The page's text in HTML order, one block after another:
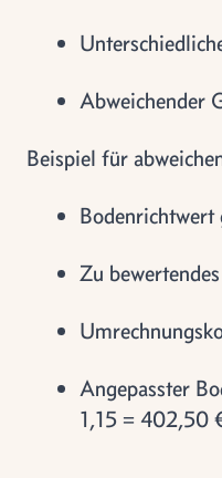
Abweichender
Beispiel für
Zu
Angepasster
1,15 = 402,50